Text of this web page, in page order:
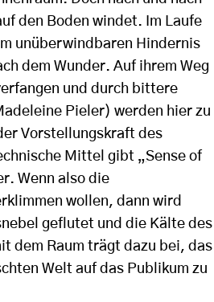
den Boden windet. Im Laufe
unüberwindbaren Hindernis
dem Wunder. Auf ihrem Weg
und durch bittere
Pieler) werden hier zu
Vorstellungskraft des
Mittel gibt „Sense of
Wenn also die
wollen, dann wird
geflutet und die Kälte des
dem Raum trägt dazu bei, das
Welt auf das Publikum zu